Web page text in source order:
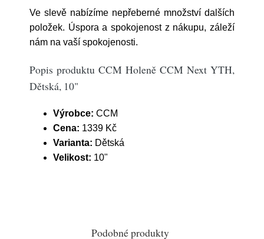
Ve slevě nabízíme nepřeberné množství dalších
položek. Úspora a spokojenost z nákupu, záleží
nám na vaší spokojenosti.
Popis produktu CCM Holeně CCM Next YTH,
Dětská, 10"
Výrobce: CCM
Cena: 1339 Kč
Varianta: Dětská
Velikost: 10"
Podobné produkty